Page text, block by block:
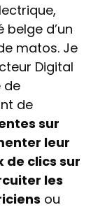
d’un
matos. Je
Digital
de
de
sur
leur
clics sur
les
ou